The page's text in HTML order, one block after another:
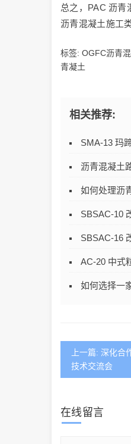
总之，PAC 沥青
沥青混凝土施工类
标签: OGFC沥青
青凝土
相关推荐:
SMA-13 玛
沥青混凝土
如何处理沥
SBSAC-10
SBSAC-16
AC-20 中式
如何选择一
上一篇: 深化
技术交流会
在线留言